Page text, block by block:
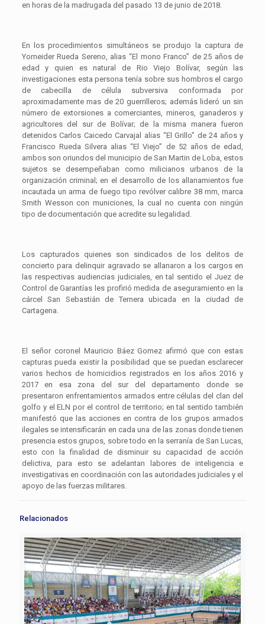
en horas de la madrugada del pasado 13 de junio de 2018.
En los procedimientos simultáneos se produjo la captura de
Yorneider Rueda Sereno, alias “El mono Franco” de 25 años de
edad y quien es natural de Rio Viejo Bolívar, según las
investigaciones esta persona tenía sobre sus hombros el cargo
de cabecilla de célula subversiva conformada por
aproximadamente mas de 20 guerrilleros; además lideró un sin
número de extorsiones a comerciantes, mineros, ganaderos y
agricultores del sur de Bolívar; de la misma manera fueron
detenidos Carlos Caicedo Carvajal alias “El Grillo” de 24 años y
Francisco Rueda Silvera alias “El Viejo” de 52 años de edad,
ambos son oriundos del municipio de San Martin de Loba, estos
sujetos se desempeñaban como milicianos urbanos de la
organización criminal; en el desarrollo de los allanamientos fue
incautada un arma de fuego tipo revólver calibre 38 mm, marca
Smith Wesson con municiones, la cual no cuenta con ningún
tipo de documentación que acredite su legalidad.
Los capturados quienes son sindicados de los delitos de
concierto para delinquir agravado se allanaron a los cargos en
las respectivas audiencias judiciales, en tal sentido el Juez de
Control de Garantías les profirió medida de aseguramiento en la
cárcel San Sebastián de Ternera ubicada en la ciudad de
Cartagena.
El señor coronel Mauricio Báez Gomez afirmó que con estas
capturas pueda existir la posibilidad que se puedan esclarecer
varios hechos de homicidios registrados en los años 2016 y
2017 en esa zona del sur del departamento donde se
presentaron enfrentamientos armados entre células del clan del
golfo y el ELN por el control de territorio; en tal sentido también
manifestó que las acciones en contra de los grupos armados
ilegales se intensificarán en cada una de las zonas donde tienen
presencia estos grupos, sobre todo en la serranía de San Lucas,
esto con la finalidad de disminuir su capacidad de acción
delictiva, para esto se adelantan labores de inteligencia e
investigativas en coordinación con las autoridades judiciales y el
apoyo de las fuerzas militares.
Relacionados